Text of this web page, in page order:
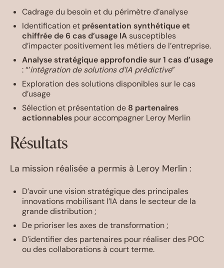
Cadrage du besoin et du périmètre d’analyse
Identification et présentation synthétique et
chiffrée de 6 cas d’usage IA susceptibles
d’impacter positivement les métiers de l’entreprise.
Analyse stratégique approfondie sur 1 cas d’usage
: “’intégration de solutions d’IA prédictive”
Exploration des solutions disponibles sur le cas
d’usage
Sélection et présentation de 8 partenaires
actionnables pour accompagner Leroy Merlin
Résultats
La mission réalisée a permis à Leroy Merlin :
D’avoir une vision stratégique des principales
innovations mobilisant l’IA dans le secteur de la
grande distribution ;
De prioriser les axes de transformation ;
D’identifier des partenaires pour réaliser des POC
ou des collaborations à court terme.